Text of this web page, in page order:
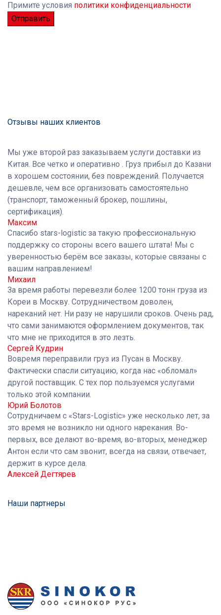
Примите условия политики конфиденциальности
Отзывы наших клиентов
Мы уже второй раз заказываем услуги доставки из
Китая. Все четко и оперативно . Груз прибыл до Казани
в хорошем состоянии, без повреждений. Получается
дешевле, чем все организовать самостоятельно
(транспорт, таможенный брокер, пошлины,
сертификация).
Максим
Спасибо stars-logistic за такую профессиональную
поддержку со стороны всего вашего штата! Мы с
уверенностью берём все заказы, которые связаны с
вашим направлением!
Михаил
За время работы перевезли более 1200 тонн груза из
Кореи в Москву. Сотрудничеством доволен,
нареканий нет. Ни разу не нарушили сроков. Очень рад,
что сами занимаются оформлением документов, так
что мне не приходится в это лезть.
Сергей Кудрин
Вовремя переправили груз из Пусан в Москву.
Фактически спасли ситуацию, когда нас «обломал»
другой поставщик. С тех пор пользуемся услугами
только этой компании.
Юрий Болотов
Сотрудничаем с «Stars-Logistic» уже несколько лет, за
это время не возникло ни одного нарекания. Во-
первых, все делают во-время, во-вторых, менеджер
Антон если что сам звонит, всегда на связи, отвечает,
держит в курсе дела.
Алексей Дегтярев
Наши партнеры